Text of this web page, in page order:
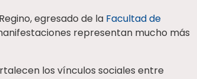
egresado de la Facultad de
representan mucho más
los vínculos sociales entre